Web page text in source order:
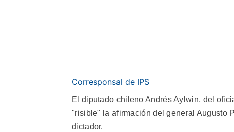
Corresponsal de IPS
El diputado chileno Andrés Aylwin, del
"risible" la afirmación del general Augusto
dictador.